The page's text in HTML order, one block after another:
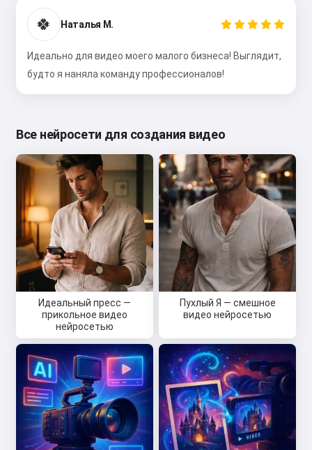
🍀 Наталья М.
Идеально для видео моего малого бизнеса! Выглядит,
будто я наняла команду профессионалов!
Все нейросети для создания видео
Идеальный пресс —
прикольное видео
нейросетью
Пухлый Я — смешное
видео нейросетью